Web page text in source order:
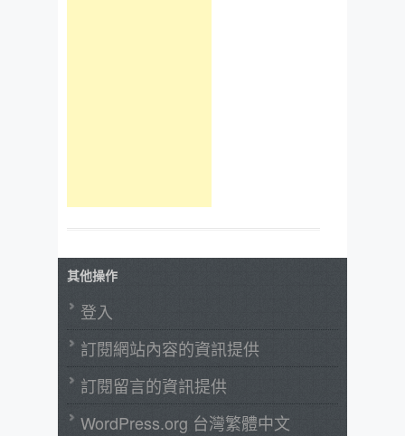
其他操作
登入
訂閱網站內容的資訊提供
訂閱留言的資訊提供
WordPress.org 台灣繁體中文